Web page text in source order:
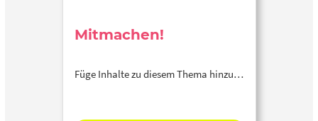
Mitmachen!
Füge Inhalte zu diesem Thema hinzu…